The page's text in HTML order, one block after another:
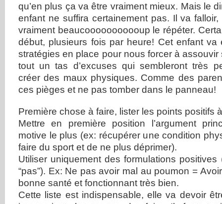
qu’en plus ça va être vraiment mieux. Mais le
enfant ne suffira certainement pas. Il va
vraiment beaucooooooooooup le répéter.
début, plusieurs fois par heure! Cet enfant va
stratégies en place pour nous forcer à
tout un tas d’excuses qui sembleront très
créer des maux physiques. Comme des
ces pièges et ne pas tomber dans le panneau!
Première chose à faire, lister les points positifs
Mettre en première position l’argument
motive le plus (ex: récupérer une condition
faire du sport et de ne plus déprimer).
Utiliser uniquement des formulations positives
“pas”). Ex: Ne pas avoir mal au poumon =
bonne santé et fonctionnant très bien.
Cette liste est indispensable, elle va devoir